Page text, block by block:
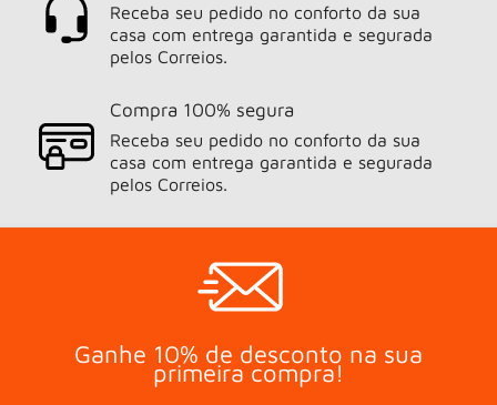
Receba seu pedido no conforto da sua
casa com entrega garantida e segurada
pelos Correios.
Compra 100% segura
Receba seu pedido no conforto da sua
casa com entrega garantida e segurada
pelos Correios.
Ganhe 10% de desconto na sua
primeira compra!